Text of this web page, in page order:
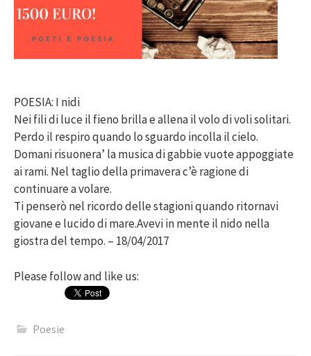
POESIA: I nidi
Nei fili di luce il fieno brilla e allena il volo di voli solitari.
Perdo il respiro quando lo sguardo incolla il cielo.
Domani risuonera’ la musica di gabbie vuote appoggiate
ai rami. Nel taglio della primavera c’è ragione di
continuare a volare.
Ti penserò nel ricordo delle stagioni quando ritornavi
giovane e lucido di mare.Avevi in mente il nido nella
giostra del tempo. – 18/04/2017
Please follow and like us:
Poesie